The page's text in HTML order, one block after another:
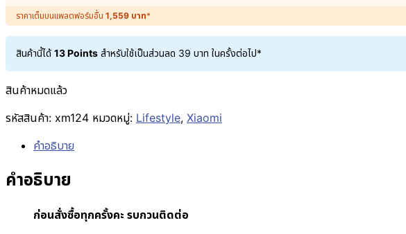
ราคาเต็มบนแพลตฟอร์มอื่น 1,559 บาท*
สินค้านี้ได้ 13 Points สำหรับใช้เป็นส่วนลด 39 บาท ในครั้งต่อไป*
สินค้าหมดแล้ว
รหัสสินค้า: xm124 หมวดหมู่: Lifestyle, Xiaomi
คำอธิบาย
คำอธิบาย
ก่อนสั่งซื้อทุกครั้งคะ รบกวนติดต่อ